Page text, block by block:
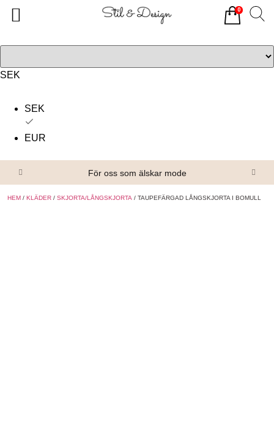
SEK
SEK
EUR
För oss som älskar mode
HEM / KLÄDER / SKJORTA/LÅNGSKJORTA / TAUPEFÄRGAD LÅNGSKJORTA I BOMULL
0
Alla produkter
Om oss